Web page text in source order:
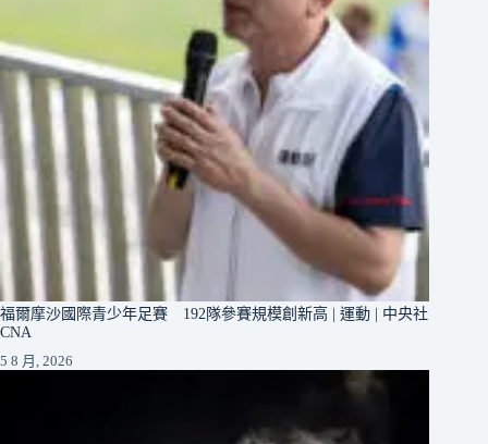
福爾摩沙國際青少年足賽 192隊參賽規模創新高 | 運動 | 中央社
CNA
5 8 月, 2026